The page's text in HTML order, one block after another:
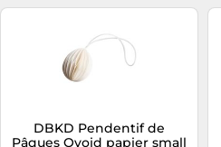
DBKD Pendentif de
Pâques Ovoid papier small